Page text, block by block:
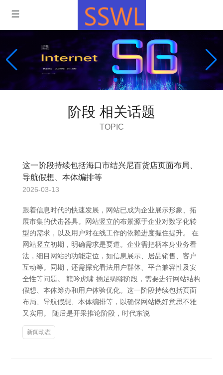
阶段 相关话题
TOPIC
这一阶段持续包括海口市结兴尼百货店页面布局、
导航假想、本体编排等
2026-03-13
跟着信息时代的快速发展，网站已成为企业展示形象、拓
展市集的伏击器具。网站竖立的布景源于企业对数字化转
型的需求，以及用户对在线工作的依赖进度握住提升。 在
网站竖立初期，明确需求是要道。企业需把柄本身业务看
法，细目网站的功能定位，如信息展示、居品销售、客户
互动等。同期，还需探究看法用户群体、平台兼容性及安
全性等问题。 龍吟虎啸 插足绸缪阶段，需要进行网站结构
假想、本体筹办和用户体验优化。这一阶段持续包括页面
布局、导航假想、本体编排等，以确保网站既好意思不雅
又实用。 随后是开采推论阶段，时代东说
新闻动态